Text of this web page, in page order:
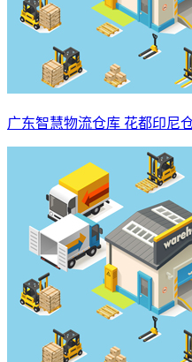
广东智慧物流仓库 花都印尼